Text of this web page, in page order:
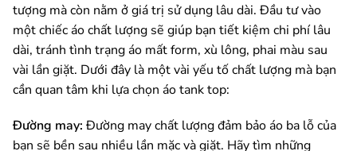
tượng mà còn nằm ở giá trị sử dụng lâu dài. Đầu tư vào
một chiếc áo chất lượng sẽ giúp bạn tiết kiệm chi phí lâu
dài, tránh tình trạng áo mất form, xù lông, phai màu sau
vài lần giặt. Dưới đây là một vài yếu tố chất lượng mà bạn
cần quan tâm khi lựa chọn áo tank top:
Đường may: Đường may chất lượng đảm bảo áo ba lỗ của
bạn sẽ bền sau nhiều lần mặc và giặt. Hãy tìm những